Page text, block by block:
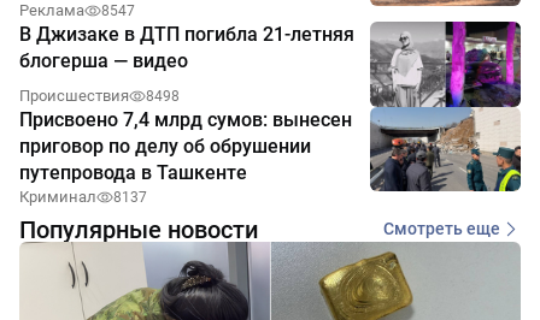
Реклама 8547
В Джизаке в ДТП погибла 21-летняя
блогерша — видео
Происшествия 8498
Присвоено 7,4 млрд сумов: вынесен
приговор по делу об обрушении
путепровода в Ташкенте
Криминал 8137
Популярные новости Смотреть еще